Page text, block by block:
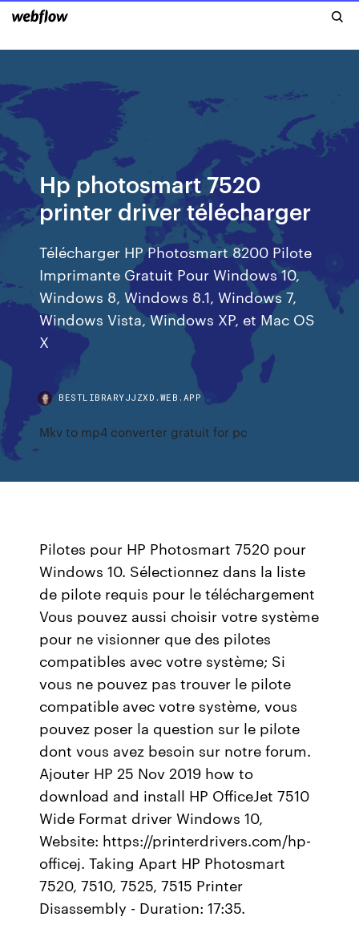
Hp photosmart 7520
printer driver télécharger
Télécharger HP Photosmart 8200 Pilote
Imprimante Gratuit Pour Windows 10,
Windows 8, Windows 8.1, Windows 7,
Windows Vista, Windows XP, et Mac OS
X
BESTLIBRARYJJZXD.WEB.APP
Mkv to mp4 converter gratuit for pc
Pilotes pour HP Photosmart 7520 pour
Windows 10. Sélectionnez dans la liste
de pilote requis pour le téléchargement
Vous pouvez aussi choisir votre système
pour ne visionner que des pilotes
compatibles avec votre système; Si
vous ne pouvez pas trouver le pilote
compatible avec votre système, vous
pouvez poser la question sur le pilote
dont vous avez besoin sur notre forum.
Ajouter HP 25 Nov 2019 how to
download and install HP OfficeJet 7510
Wide Format driver Windows 10,
Website: https://printerdrivers.com/hp-
officej. Taking Apart HP Photosmart
7520, 7510, 7525, 7515 Printer
Disassembly - Duration: 17:35.